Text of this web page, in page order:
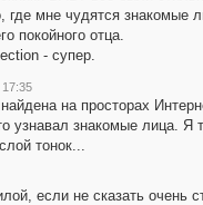
где мне чудятся знакомые
покойного отца.
- супер.
на просторах
узнавал знакомые лица.
тонок...
если не сказать